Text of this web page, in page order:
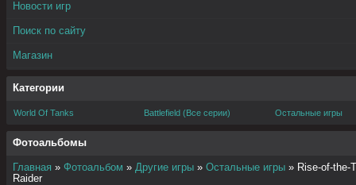
Новости игр
Поиск по сайту
Магазин
Категории
World Of Tanks Battlefield (Все серии) Остальные игры
Фотоальбомы
Главная » Фотоальбом » Другие игры » Остальные игры » Rise-of-the-
Raider